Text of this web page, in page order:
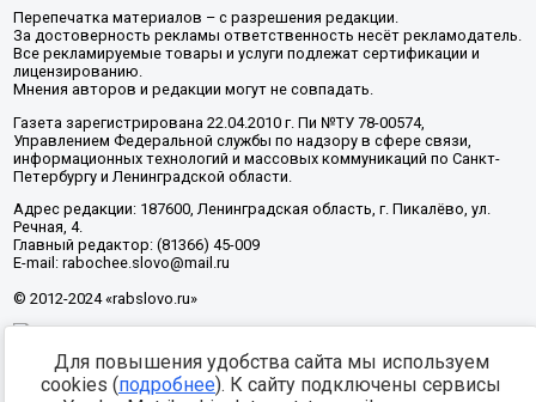
Перепечатка материалов – с разрешения редакции.
За достоверность рекламы ответственность несёт рекламодатель.
Все рекламируемые товары и услуги подлежат сертификации и
лицензированию.
Мнения авторов и редакции могут не совпадать.
Газета зарегистрирована 22.04.2010 г. Пи №ТУ 78-00574,
Управлением Федеральной службы по надзору в сфере связи,
информационных технологий и массовых коммуникаций по Санкт-
Петербургу и Ленинградской области.
Адрес редакции: 187600, Ленинградская область, г. Пикалёво, ул.
Речная, 4.
Главный редактор: (81366) 45-009
E-mail: rabochee.slovo@mail.ru
© 2012-2024 «rabslovo.ru»
Разработка -
Для повышения удобства сайта мы используем
cookies (подробнее). К сайту подключены сервисы